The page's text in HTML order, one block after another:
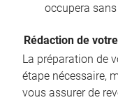
occupera sans
Rédaction de
La préparation de
étape nécessaire,
vous assurer de